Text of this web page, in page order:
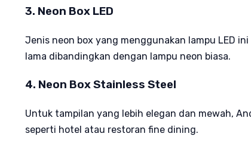
3. Neon Box LED
Jenis neon box yang menggunakan lampu LED
lama dibandingkan dengan lampu neon biasa.
4. Neon Box Stainless Steel
Untuk tampilan yang lebih elegan dan mewah,
seperti hotel atau restoran fine dining.